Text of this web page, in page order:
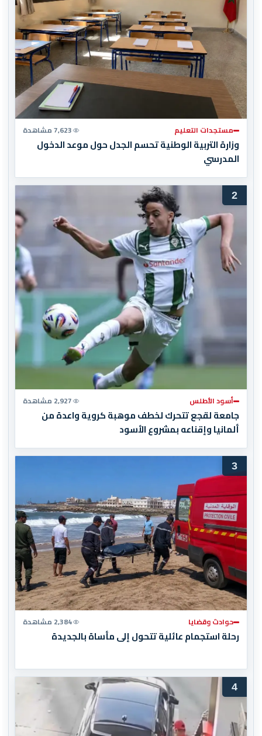
مستجدات التعليم 7,623 مشاهدة
وزارة التربية الوطنية تحسم الجدل حول موعد الدخول
المدرسي
2
أسود الأطلس 2,927 مشاهدة
جامعة لقجع تتحرك لخطف موهبة كروية واعدة من
ألمانيا وإقناعه بمشروع الأسود
3
حوادث وقضايا 2,384 مشاهدة
رحلة استجمام عائلية تتحول إلى مأساة بالجديدة
4